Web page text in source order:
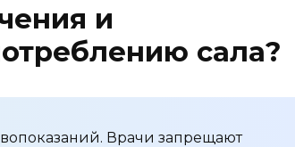
и
сала?
Врачи запрещают